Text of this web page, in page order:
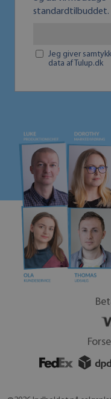
standardtilbuddet.
Jeg giver
data af Tulup.dk